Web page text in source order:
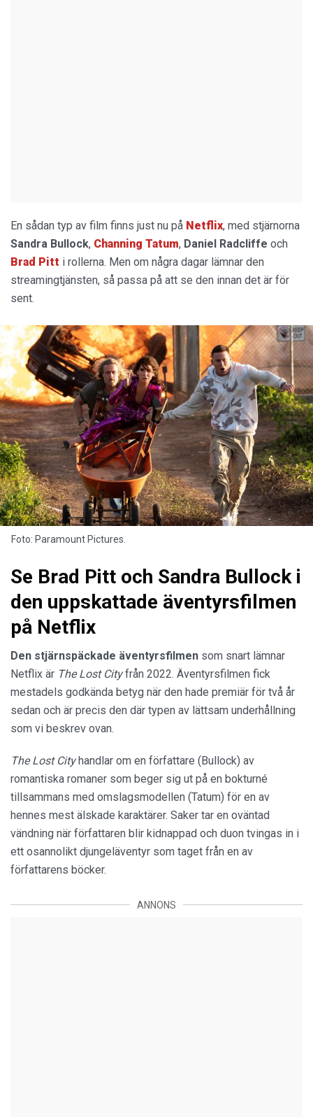
En sådan typ av film finns just nu på Netflix, med stjärnorna
Sandra Bullock, Channing Tatum, Daniel Radcliffe och
Brad Pitt i rollerna. Men om några dagar lämnar den
streamingtjänsten, så passa på att se den innan det är för
sent.
Foto: Paramount Pictures.
Se Brad Pitt och Sandra Bullock i
den uppskattade äventyrsfilmen
på Netflix
Den stjärnspäckade äventyrsfilmen som snart lämnar
Netflix är The Lost Cityfrån 2022. Äventyrsfilmen fick
mestadels godkända betyg när den hade premiär för två år
sedan och är precis den där typen av lättsam underhållning
som vi beskrev ovan.
The Lost Cityhandlar om en författare (Bullock) av
romantiska romaner som beger sig ut på en bokturné
tillsammans med omslagsmodellen (Tatum) för en av
hennes mest älskade karaktärer. Saker tar en oväntad
vändning när författaren blir kidnappad och duon tvingas in i
ett osannolikt djungeläventyr som taget från en av
författarens böcker.
ANNONS